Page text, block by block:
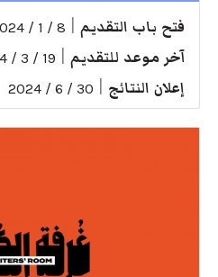
فتح باب التقديم 8 / 1 / 2024
آخر موعد للتقديم 19 / 3 / 2024
إعلان النتائج 30 / 6 / 2024